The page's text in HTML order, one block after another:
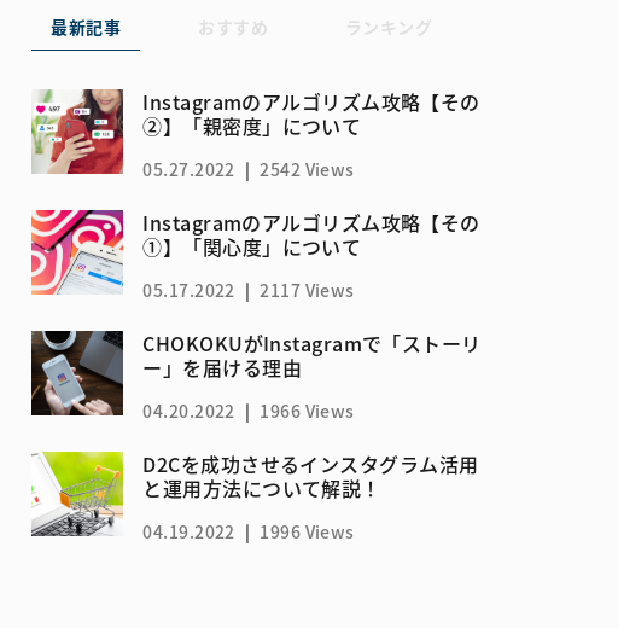
最新記事 おすすめ ランキング
Instagramのアルゴリズム攻略【その
②】「親密度」について
05.27.2022 | 2542 Views
Instagramのアルゴリズム攻略【その
①】「関心度」について
05.17.2022 | 2117 Views
CHOKOKUがInstagramで「ストーリ
ー」を届ける理由
04.20.2022 | 1966 Views
D2Cを成功させるインスタグラム活用
と運用方法について解説！
04.19.2022 | 1996 Views